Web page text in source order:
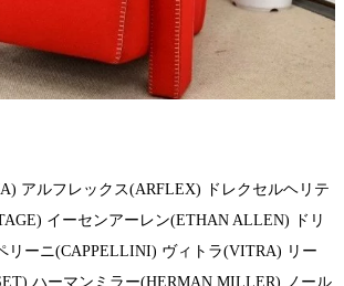
アルフレックス(ARFLEX) ドレクセルヘリテ
イーセンアーレン(ETHAN ALLEN) ドリ
リーニ(CAPPELLINI) ヴィトラ(VITRA) リー
ハーマンミラー(HERMAN MILLER) ノール